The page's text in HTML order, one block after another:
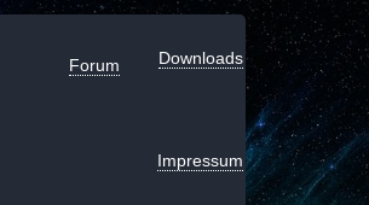
Forum Downloads
Impressum